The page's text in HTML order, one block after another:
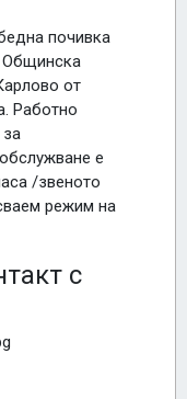
почивка
Общинска
от
Работно
е
/звеното
режим на
с